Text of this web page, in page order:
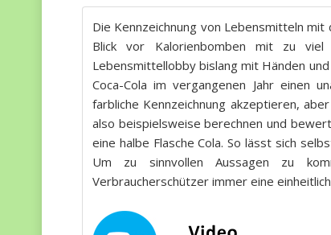
Die Kennzeichnung von Lebensmitteln
Blick vor Kalorienbomben mit zu
Lebensmittellobby bislang mit Händen
Coca-Cola im vergangenen Jahr einen
farbliche Kennzeichnung akzeptieren,
also beispielsweise berechnen und
eine halbe Flasche Cola. So lässt sich
Um zu sinnvollen Aussagen zu
Verbraucherschützer immer eine